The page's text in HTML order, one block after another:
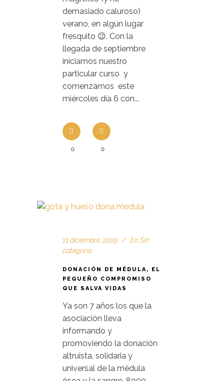
demasiado caluroso)
verano, en algún lugar
fresquito 😉. Con la
llegada de septiembre
iniciamos nuestro
particular curso y
comenzamos este
miércoles día 6 con...
0 0
11 diciembre, 2019 En Sin
categoría
DONACIÓN DE MÉDULA, EL
PEQUEÑO COMPROMISO
QUE SALVA VIDAS
Ya son 7 años los que la
asociación lleva
informando y
promoviendo la donación
altruista, solidaria y
universal de la médula